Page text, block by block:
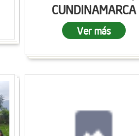
CUNDINAMARCA
Ver más